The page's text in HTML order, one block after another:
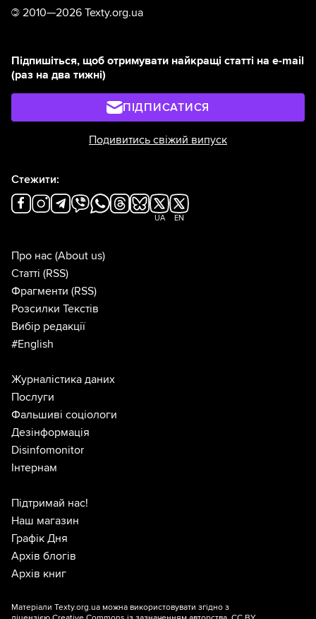
© 2010—2026 Texty.org.ua
Підпишіться, щоб отримувати найкращі статті на e-mail
(раз на два тижні)
ПІДПИСАТИСЯ
Подивитись свіжий випуск
Стежити:
UA EN
Про нас (About us)
Статті (RSS)
Фрагменти (RSS)
Розсилки Текстів
Вибір редакції
#English
Журналістика даних
Послуги
Фальшиві соціологи
Дезінформація
Disinfomonitor
Інтернам
Підтримай нас!
Наш магазин
Графік Дня
Архів блогів
Архів книг
Матеріали Texty.org.ua можна використовувати згідно з